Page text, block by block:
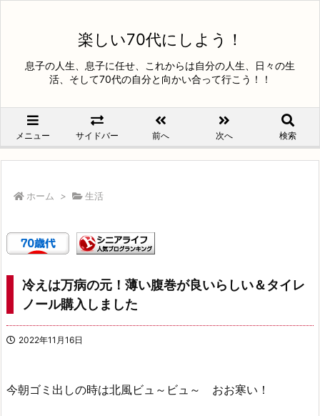
楽しい70代にしよう！
息子の人生、息子に任せ、これからは自分の人生、日々の生
活、そして70代の自分と向かい合って行こう！！
メニュー サイドバー 前へ 次へ 検索
ホーム > 生活
冷えは万病の元！薄い腹巻が良いらしい＆タイレ
ノール購入しました
2022年11月16日
今朝ゴミ出しの時は北風ビュ～ビュ～ おお寒い！